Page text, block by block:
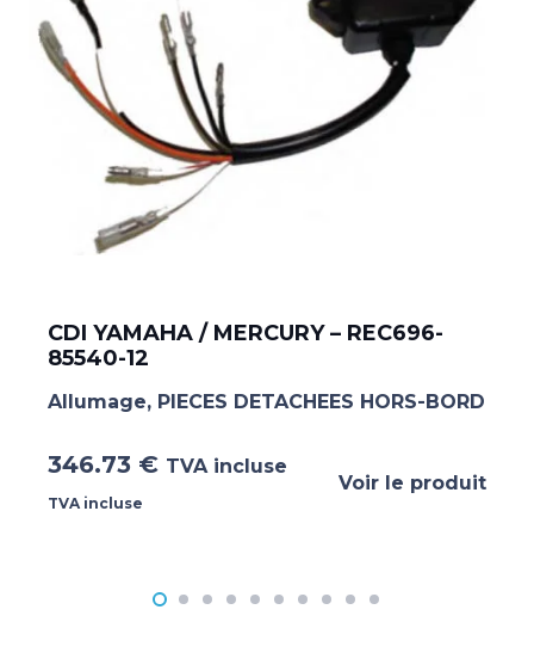
CDI YAMAHA / MERCURY – REC696-
85540-12
Allumage, PIECES DETACHEES HORS-BORD
346.73 € TVA incluse
TVA incluse
Voir le produit